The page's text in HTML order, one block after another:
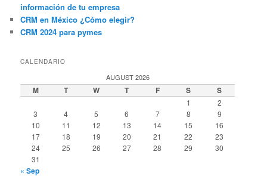
información de tu empresa
CRM en México ¿Cómo elegir?
CRM 2024 para pymes
CALENDARIO
AUGUST 2026
M T W T F S S
1
2
3
4 5 6 7 8
9
10
11 12 13 14 15
16
17
18 19 20 21 22
23
24
25 26 27 28 29
30
31
« Sep